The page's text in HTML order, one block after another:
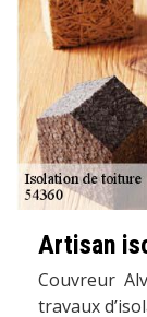
Artisan
Couvreur
travaux